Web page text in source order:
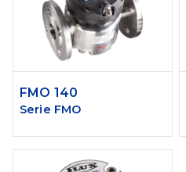
FMO 140
Serie FMO